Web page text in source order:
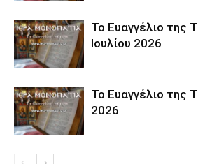
Το Ευαγγέλιο της
Ιουλίου 2026
Το Ευαγγέλιο της
2026